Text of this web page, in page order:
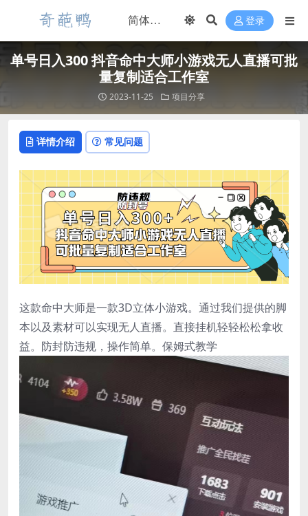
登录
单号日入300 抖音命中大师小游戏无人直播可批
量复制适合工作室
2023-11-25 项目分享
详情介绍 常见问题
这款命中大师是一款3D立体小游戏。通过我们提供的脚
本以及素材可以实现无人直播。直接挂机轻轻松松拿收
益。防封防违规，操作简单。保姆式教学